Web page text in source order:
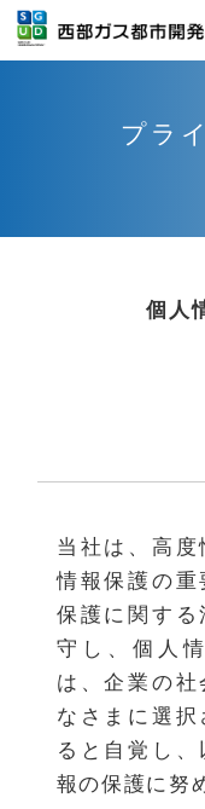
プラ
個人
当社は、高
情報保護の
保護に関す
守し、個人
は、企業の
なさまに選
ると自覚し
報の保護に努